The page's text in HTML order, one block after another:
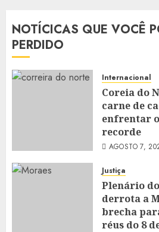
NOTÍCICAS QUE VOCÊ
PERDIDO
Internacional
Coreia do
carne de
enfrentar
recorde
AGOSTO 7,
Justiça
Plenário
derrota a
brecha
réus do 8